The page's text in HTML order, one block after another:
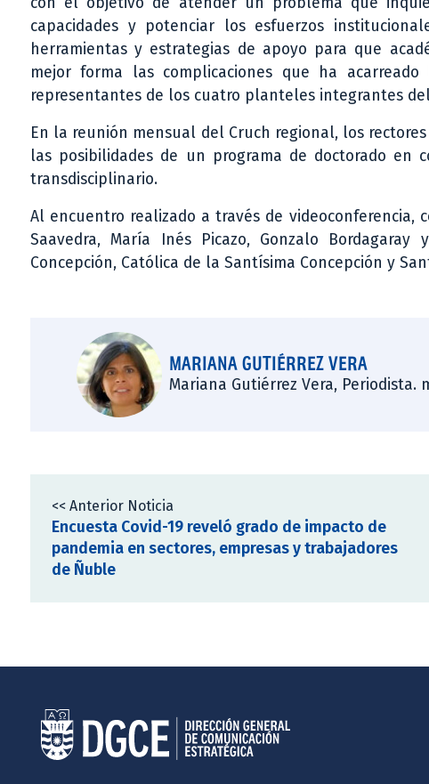
capacidades y potenciar los esfuerzos
herramientas y estrategias de apoyo para que
mejor forma las complicaciones que ha
representantes de los cuatro planteles integrantes
En la reunión mensual del Cruch regional, los
las posibilidades de un programa de doctorado en
transdisciplinario.
Al encuentro realizado a través de videoconferencia,
Saavedra, María Inés Picazo, Gonzalo
Concepción, Católica de la Santísima Concepción y
MARIANA GUTIÉRREZ VERA
Mariana Gutiérrez Vera, Periodista.
<< Anterior Noticia
Encuesta Covid-19 reveló grado de impacto de
pandemia en sectores, empresas y trabajadores
de Ñuble